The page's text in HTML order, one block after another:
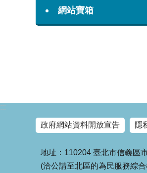
網站寶箱
:::
政府網站資料開放宣告 隱
地址：110204 臺北市信義區
(洽公請至北區的為民服務綜